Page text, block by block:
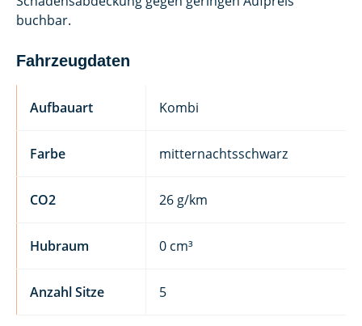
buchbar.
Fahrzeugdaten
Aufbauart Kombi
Farbe mitternachtsschwarz
CO2 26 g/km
Hubraum 0 cm³
Anzahl Sitze 5